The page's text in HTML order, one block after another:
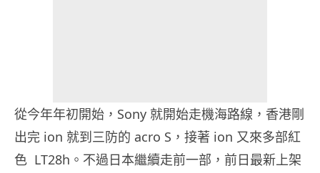
從今年年初開始，Sony 就開始走機海路線，香港剛
出完 ion 就到三防的 acro S，接著 ion 又來多部紅
色 LT28h。不過日本繼續走前一部，前日最新上架